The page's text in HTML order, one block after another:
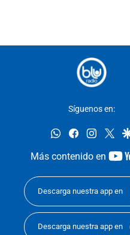
Síguenos en:
whatsappfacebook
Más contenido en
Descarga nuestra app en
Descarga nuestra app en